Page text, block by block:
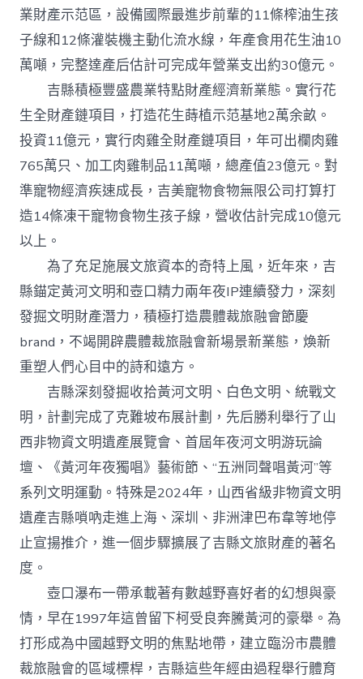
業財產示范區，設備國際最進步前輩的11條榨油生孩
子線和12條灌裝機主動化流水線，年產食用花生油10
萬噸，完整達產后估計可完成年營業支出約30億元。
吉縣積極豐盛農業特點財產經濟新業態。實行花
生全財產鏈項目，打造花生蒔植示范基地2萬余畝。
投資11億元，實行肉雞全財產鏈項目，年可出欄肉雞
765萬只、加工肉雞制品11萬噸，總產值23億元。對
準寵物經濟疾速成長，吉美寵物食物無限公司打算打
造14條凍干寵物食物生孩子線，營收估計完成10億元
以上。
為了充足施展文旅資本的奇特上風，近年來，吉
縣錨定黃河文明和壺口精力兩年夜IP連續發力，深刻
發掘文明財產潛力，積極打造農體裁旅融會節慶
brand，不竭開辟農體裁旅融會新場景新業態，煥新
重塑人們心目中的詩和遠方。
吉縣深刻發掘收拾黃河文明、白色文明、統戰文
明，計劃完成了克難坡布展計劃，先后勝利舉行了山
西非物資文明遺產展覽會、首屆年夜河文明游玩論
壇、《黃河年夜獨唱》藝術節、“五洲同聲唱黃河”等
系列文明運動。特殊是2024年，山西省級非物資文明
遺產吉縣嗩吶走進上海、深圳、非洲津巴布韋等地停
止宣揚推介，進一個步驟擴展了吉縣文旅財產的著名
度。
壺口瀑布一帶承載著有數越野喜好者的幻想與豪
情，早在1997年這曾留下柯受良奔騰黃河的豪舉。為
打形成為中國越野文明的焦點地帶，建立臨汾市農體
裁旅融會的區域標桿，吉縣這些年經由過程舉行體育